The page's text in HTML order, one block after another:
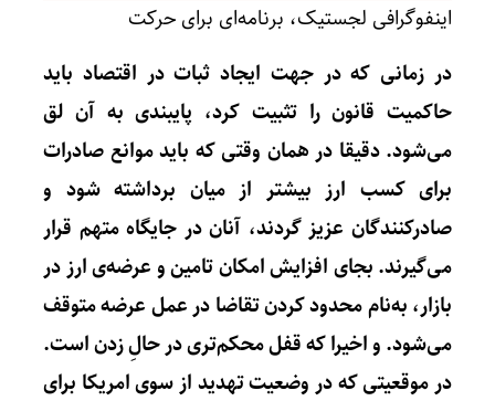
اینفوگرافی لجستیک، برنامه‌ای برای حرکت
در زمانی که در جهت ایجاد ثبات در اقتصاد باید
حاکمیت قانون را تثبیت کرد، پایبندی به آن لق
می‌شود. دقیقا در همان وقتی که باید موانع صادرات
برای کسب ارز بیشتر از میان برداشته شود و
صادرکنندگان عزیز گردند، آنان در جایگاه متهم قرار
می‌گیرند. بجای افزایش امکان تامین و عرضه‌ی ارز در
بازار، به‌نام محدود کردن تقاضا در عمل عرضه متوقف
می‌شود. و اخیرا که قفل محکم‌تری در حالِ زدن است.
در موقعیتی که در وضعیت تهدید از سوی امریکا برای